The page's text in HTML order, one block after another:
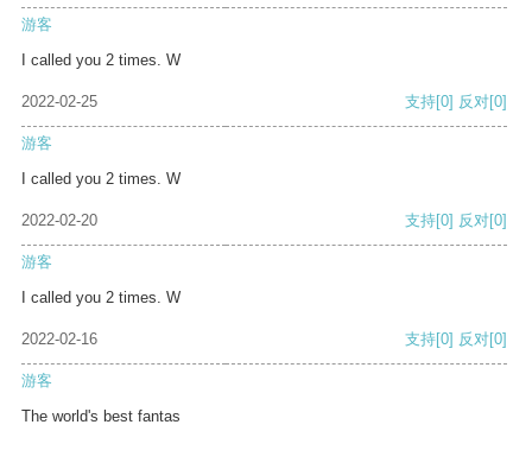
游客
I called you 2 times. W
2022-02-25 支持[0] 反对[0]
游客
I called you 2 times. W
2022-02-20 支持[0] 反对[0]
游客
I called you 2 times. W
2022-02-16 支持[0] 反对[0]
游客
The world's best fantas